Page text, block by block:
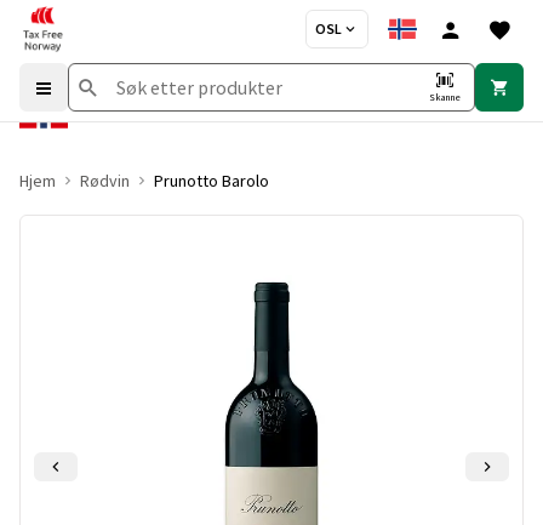
OSL
Skanne
Hjem Rødvin Prunotto Barolo